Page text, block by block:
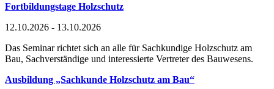
Fortbildungstage Holzschutz
12.10.2026 - 13.10.2026
Das Seminar richtet sich an alle für Sachkundige Holzschutz am
Bau, Sachverständige und interessierte Vertreter des Bauwesens.
Ausbildung „Sachkunde Holzschutz am Bau“